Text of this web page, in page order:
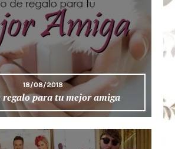
18/08/2018
regalo para tu mejor amiga